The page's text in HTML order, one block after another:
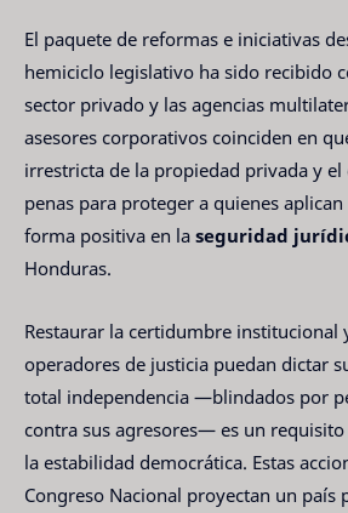
El paquete de reformas e iniciativas
hemiciclo legislativo ha sido recibido
sector privado y las agencias
asesores corporativos coinciden en
irrestricta de la propiedad privada y
penas para proteger a quienes
forma positiva en la seguridad
Honduras.
Restaurar la certidumbre institucional
operadores de justicia puedan dictar
total independencia —blindados por
contra sus agresores— es un
la estabilidad democrática. Estas
Congreso Nacional proyectan un país